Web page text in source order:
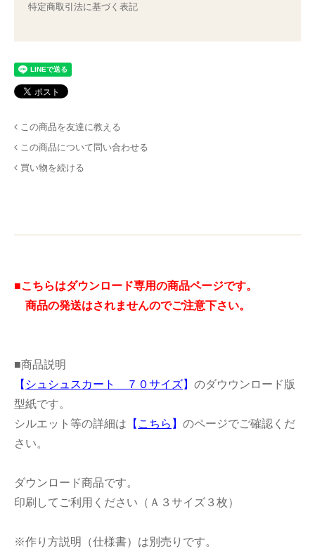
特定商取引法に基づく表記
この商品を友達に教える
この商品について問い合わせる
買い物を続ける
■こちらはダウンロード専用の商品ページです。
商品の発送はされませんのでご注意下さい。
■商品説明
【 シュシュスカート ７０サイズ】 のダウウンロード版
型紙です。
シルエット等の詳細は 【 こちら 】 のページでご確認くだ
さい。
ダウンロード商品です。
印刷してご利用ください（Ａ３サイズ３枚）
※作り方説明（仕様書）は別売りです。